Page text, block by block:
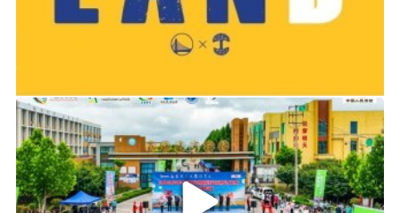
2022×5
2024×1
2025×1
2019-06-14 01:03